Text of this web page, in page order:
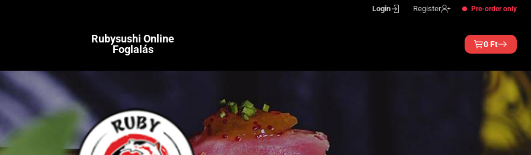
Login Register Pre-order only
Rubysushi Online
Foglalás
0 Ft